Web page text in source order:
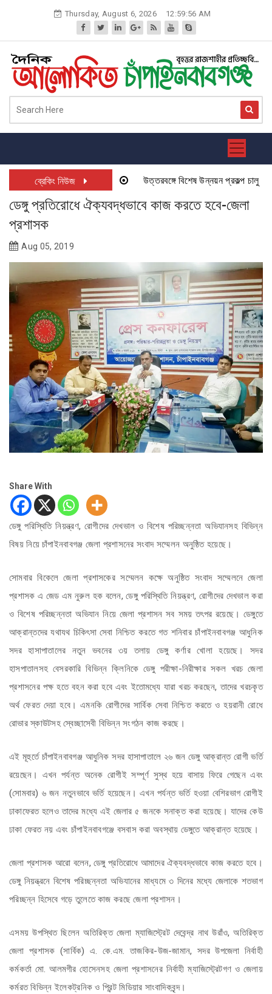
Thursday, August 6, 2026 12:59:56 AM
ব্রেকিং নিউজ উত্তরবঙ্গে বিশেষ উন্নয়ন প্রকল্প চালু হতে
ডেঙ্গু প্রতিরোধে ঐক্যবদ্ধভাবে কাজ করতে হবে-জেলা
প্রশাসক
Aug 05, 2019
Share With
ডেঙ্গু পরিস্থিতি নিয়ন্ত্রণ, রোগীদের দেখভাল ও বিশেষ পরিচ্ছন্নতা অভিযানসহ বিভিন্ন
বিষয় নিয়েচাঁপাইনবাবগঞ্জ জেলা প্রশাসনের সংবাদ সম্মেলন অনুষ্ঠিত হয়েছে।
সোমবার বিকেলে জেলা প্রশাসকের সম্মেলন কক্ষে অনুষ্ঠিত সংবাদ সম্মেলনে জেলা
প্রশাসক এ জেড এম নুরুল হক বলেন,ডেঙ্গু পরিস্থিতি নিয়ন্ত্রণ, রোগীদের দেখভাল করা
ও বিশেষ পরিচ্ছন্নতা অভিযান নিয়ে জেলা প্রশাসন সব সময় তৎপর রয়েছে। ডেঙ্গুতে
আক্রান্তদের যথাযথ চিকিৎসা সেবা নিশ্চিত করতে গত শনিবার চাঁপাইনবাবগঞ্জ আধুনিক
সদর হাসাপাতালের নতুন ভবনের ৩য় তলায় ডেঙ্গু কর্ণার খোলা হয়েছে। সদর
হাসপাতালসহ বেসরকারি বিভিন্ন ক্লিনিকে ডেঙ্গু পরীক্ষা-নিরীক্ষার সকল খরচ জেলা
প্রশাসনের পক্ষ হতে বহন করা হবে এবং ইতোমধ্যে যারা খরচ করছেন, তাদের খরচকৃত
অর্থ ফেরত দেয়া হবে। এমনকি রোগীদের সার্বিক সেবা নিশ্চিত করতে ও হয়রানী রোধে
রোভার স্কাউটসহ স্বেচ্ছাসেবী বিভিন্ন সংগঠন কাজ করছে।
এই মূহুর্তে চাঁপাইনবাবগঞ্জ আধুনিক সদর হাসাপাতালে ২৬ জন ডেঙ্গু আক্রান্ত রোগী ভর্তি
রয়েছেন। এখন পর্যন্ত অনেক রোগীই সম্পূর্ণ সুস্থ হয়ে বাসায় ফিরে গেছেন এবং
(সোমবার) ৬ জন নতুনভাবে ভর্তি হয়েছেন। এখন পর্যন্ত ভর্তি হওয়া বেশিরভাগ রোগীই
ঢাকাফেরত হলেও তাদের মধ্যে এই জেলার ৫ জনকে সনাক্ত করা হয়েছে। যাদের কেউ
ঢাকা ফেরত নয় এবং চাঁপাইনবাবগঞ্জে বসবাস করা অবস্থায় ডেঙ্গুতে আক্রান্ত হয়েছে।
জেলা প্রশাসক আরো বলেন, ডেঙ্গু প্রতিরোধে আমাদের ঐক্যবদ্ধভাবে কাজ করতে হবে।
ডেঙ্গু নিয়ন্ত্রনে বিশেষ পরিচ্ছন্নতা অভিযানের মাধ্যমে ৩ দিনের মধ্যে জেলাকে শতভাগ
পরিচ্ছন্ন হিসেবে গড়ে তুলেতে কাজ করছে জেলা প্রশাসন।
এসময় উপস্থিত ছিলেন অতিরিক্ত জেলা ম্যাজিস্ট্রেট দেবেন্দ্র নাথ উরাঁও, অতিরিক্ত
জেলা প্রশাসক (সার্বিক) এ. কে.এম. তাজকির-উজ-জামান, সদর উপজেলা নির্বাহী
কর্মকর্তা মো. আলমগীর হোসেনসহ জেলা প্রশাসনের নির্বাহী ম্যাজিস্ট্রেটগণ ও জেলায়
কর্মরত বিভিন্ন ইলেকট্রনিক ও প্রিন্ট মিডিয়ার সাংবাদিকবৃন্দ।